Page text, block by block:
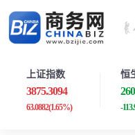
上证指数
3875.3094
63.0882(1.65%)
恒
-